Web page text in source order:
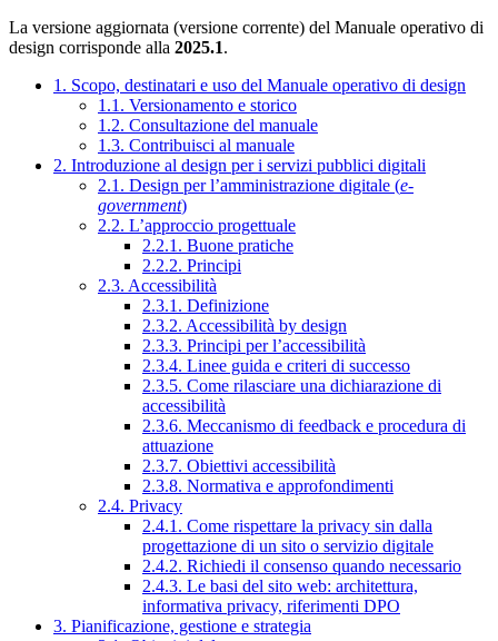
La versione aggiornata (versione corrente) del Manuale operativo di
design corrisponde alla 2025.1.
1. Scopo, destinatari e uso del Manuale operativo di design
1.1. Versionamento e storico
1.2. Consultazione del manuale
1.3. Contribuisci al manuale
2. Introduzione al design per i servizi pubblici digitali
2.1. Design per l’amministrazione digitale (e-
government)
2.2. L’approccio progettuale
2.2.1. Buone pratiche
2.2.2. Principi
2.3. Accessibilità
2.3.1. Definizione
2.3.2. Accessibilità by design
2.3.3. Principi per l’accessibilità
2.3.4. Linee guida e criteri di successo
2.3.5. Come rilasciare una dichiarazione di
accessibilità
2.3.6. Meccanismo di feedback e procedura di
attuazione
2.3.7. Obiettivi accessibilità
2.3.8. Normativa e approfondimenti
2.4. Privacy
2.4.1. Come rispettare la privacy sin dalla
progettazione di un sito o servizio digitale
2.4.2. Richiedi il consenso quando necessario
2.4.3. Le basi del sito web: architettura,
informativa privacy, riferimenti DPO
3. Pianificazione, gestione e strategia